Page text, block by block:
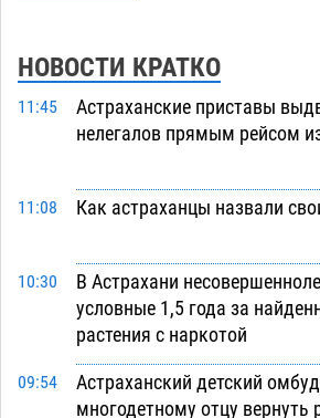
НОВОСТИ КРАТКО
11:45
Астраханские приставы
нелегалов прямым рейсом
11:08 Как астраханцы назвали
10:30
В Астрахани
условные 1,5 года за
растения с наркотой
09:54
Астраханский детский
многодетному отцу вернуть